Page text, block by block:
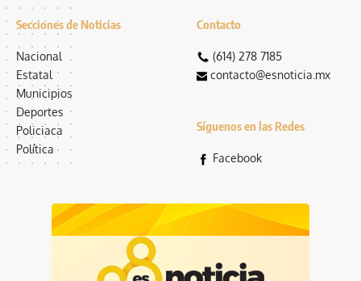
Secciones de Noticias
Nacional
Estatal
Municipios
Deportes
Policiaca
Política
Contacto
(614) 278 7185
contacto@esnoticia.mx
Síguenos en las Redes
Facebook